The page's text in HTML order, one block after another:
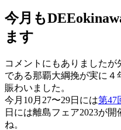
今月も
ます
コメントにもありました
である那覇大綱挽が実に
賑わいました。
今月10月27〜29日には第47
日には離島フェア2023が
ね。